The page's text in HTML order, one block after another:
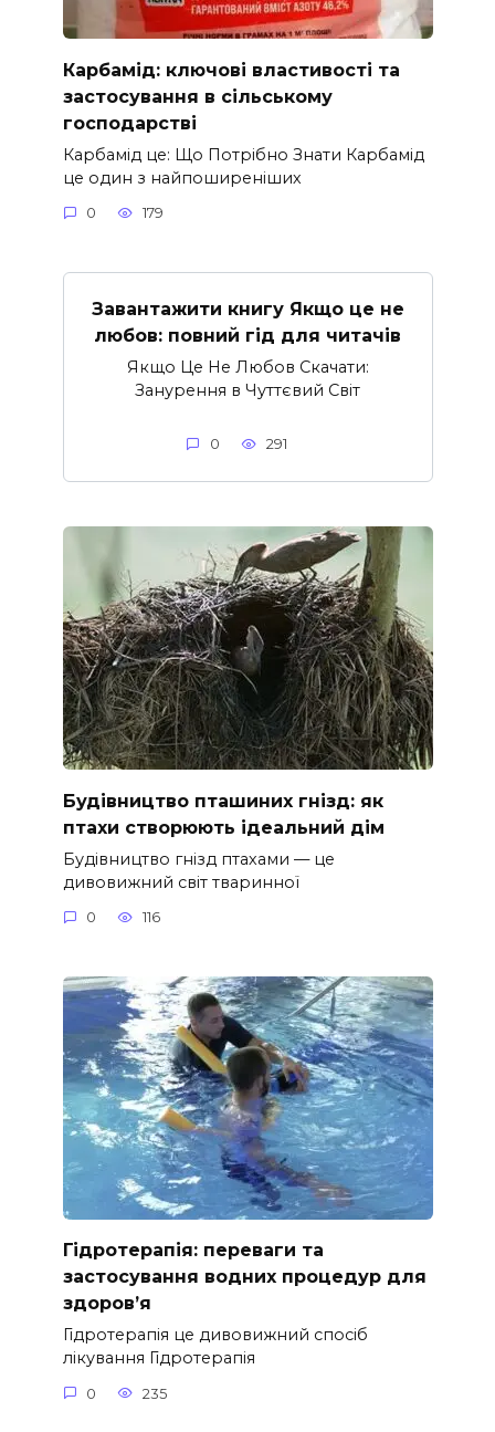
Карбамід: ключові властивості та
застосування в сільському
господарстві
Карбамід це: Що Потрібно Знати Карбамід
це один з найпоширеніших
0 179
Завантажити книгу Якщо це не
любов: повний гід для читачів
Якщо Це Не Любов Скачати:
Занурення в Чуттєвий Світ
0 291
Будівництво пташиних гнізд: як
птахи створюють ідеальний дім
Будівництво гнізд птахами — це
дивовижний світ тваринної
0 116
Гідротерапія: переваги та
застосування водних процедур для
здоров’я
Гідротерапія це дивовижний спосіб
лікування Гідротерапія
0 235